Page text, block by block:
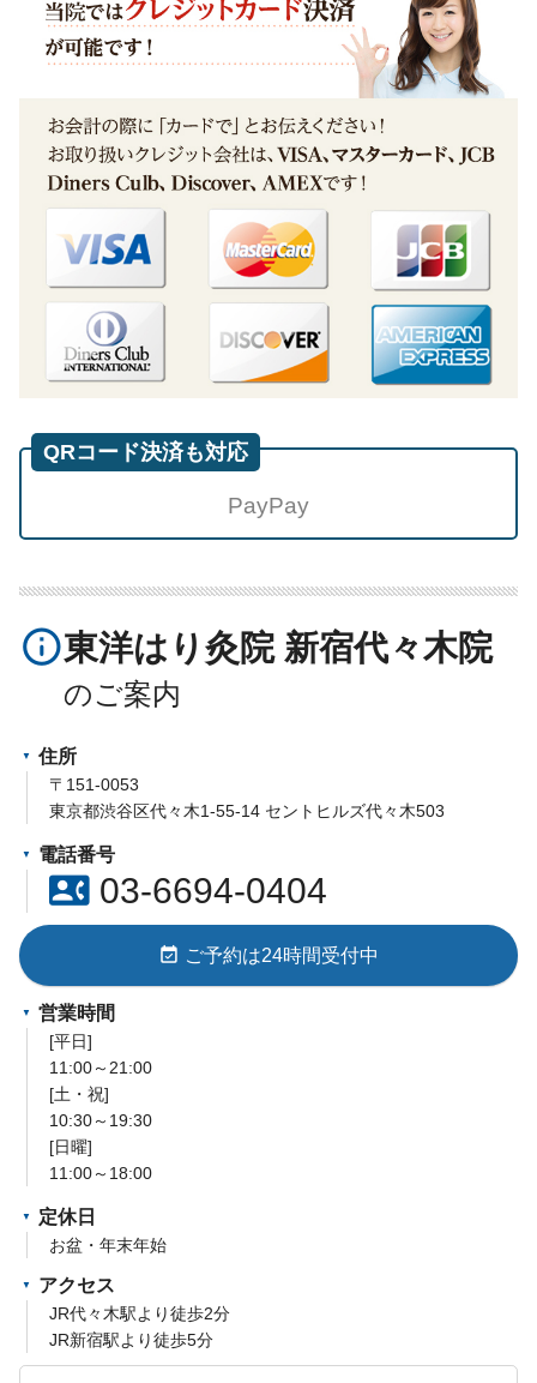
QRコード決済も対応
PayPay
info_outline東洋はり灸院 新宿代々木院
住所
〒151-0053
東京都渋谷区代々木1-55-14 セントヒルズ代々木503
電話番号
contact_phone03-6694-0404
event_available ご予約は24時間受付中
営業時間
[平日]
11:00～21:00
[土・祝]
10:30～19:30
[日曜]
11:00～18:00
定休日
お盆・年末年始
アクセス
JR代々木駅より徒歩2分
JR新宿駅より徒歩5分